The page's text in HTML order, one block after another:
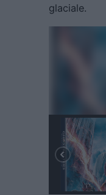
glaciale.